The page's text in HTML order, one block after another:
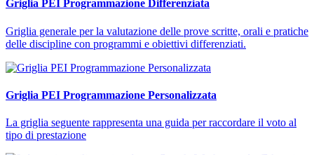
Griglia PEI Programmazione Differenziata
Griglia generale per la valutazione delle prove scritte, orali e pratiche
delle discipline con programmi e obiettivi differenziati.
Griglia PEI Programmazione Personalizzata
La griglia seguente rappresenta una guida per raccordare il voto al
tipo di prestazione